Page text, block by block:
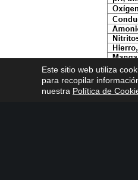
Este sitio web utiliza
para recopilar
nuestra Política de